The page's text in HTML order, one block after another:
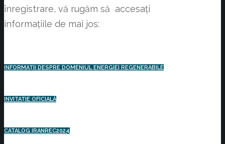
înregistrare, vă rugăm să accesați
informațiile de mai jos:
INFORMAȚII DESPRE DOMENIUL ENERGIEI REGENERABILE
INVITAȚIE OFICIALĂ
CATALOG IRANREC2024